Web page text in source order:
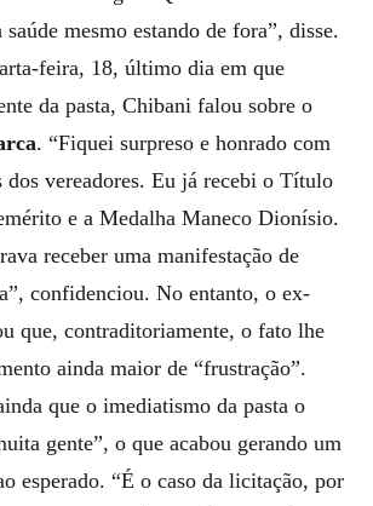
saúde mesmo estando de fora”, disse.
feira, 18, último dia em que
da pasta, Chibani falou sobre o
. “Fiquei surpreso e honrado com
dos vereadores. Eu já recebi o Título
e a Medalha Maneco Dionísio.
receber uma manifestação de
confidenciou. No entanto, o ex-
que, contraditoriamente, o fato lhe
ainda maior de “frustração”.
que o imediatismo da pasta o
gente”, o que acabou gerando um
esperado. “É o caso da licitação, por